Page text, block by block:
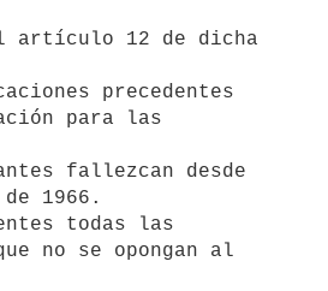
precedentes
para las
1966.
todas las
no se opongan al